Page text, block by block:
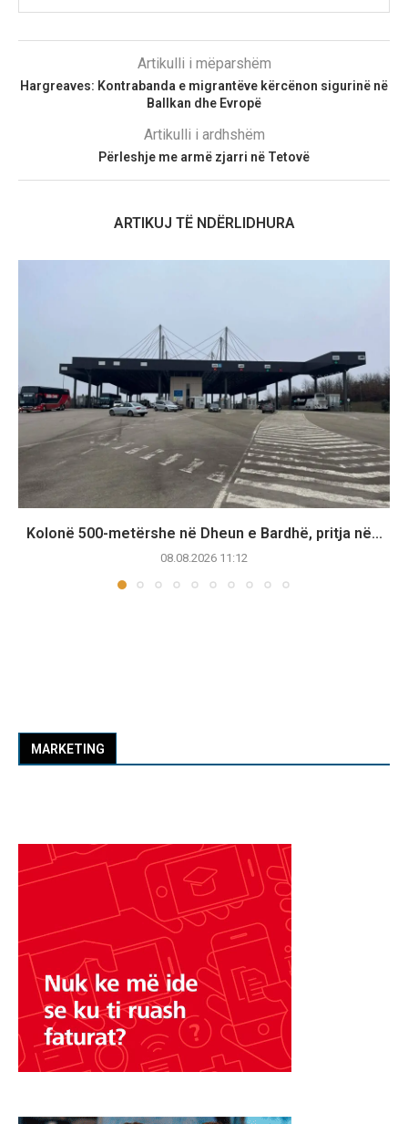
Artikulli i mëparshëm
Hargreaves: Kontrabanda e migrantëve kërcënon sigurinë në
Ballkan dhe Evropë
Artikulli i ardhshëm
Përleshje me armë zjarri në Tetovë
ARTIKUJ TË NDËRLIDHURA
Kolonë 500-metërshe në Dheun e Bardhë, pritja në...
08.08.2026 11:12
MARKETING